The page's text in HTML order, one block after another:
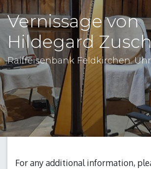
Vernissage von
Hildegard
Raiffeisenbank Feldkirchen.
For any additional information,